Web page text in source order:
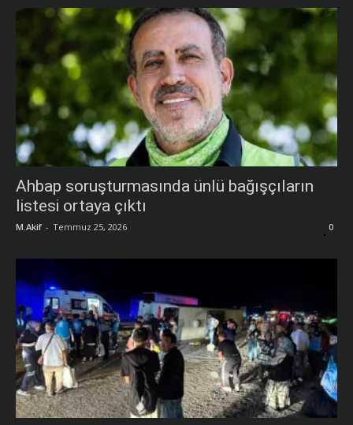
Ahbap soruşturmasında ünlü bağışçıların
listesi ortaya çıktı
M.Akif - Temmuz 25, 2026 0